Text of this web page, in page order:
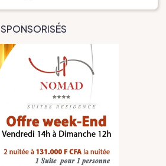
SPONSORISÉS